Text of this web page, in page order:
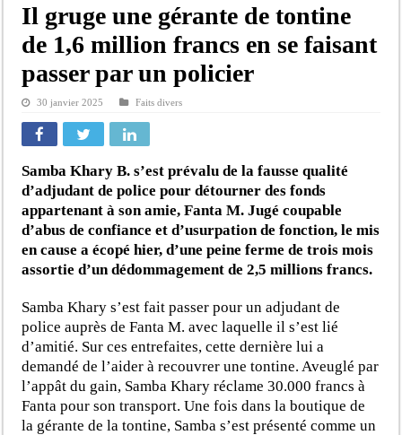
Il gruge une gérante de tontine
de 1,6 million francs en se faisant
passer par un policier
30 janvier 2025 Faits divers
Samba Khary B. s’est prévalu de la fausse qualité
d’adjudant de police pour détourner des fonds
appartenant à son amie, Fanta M. Jugé coupable
d’abus de confiance et d’usurpation de fonction, le mis
en cause a écopé hier, d’une peine ferme de trois mois
assortie d’un dédommagement de 2,5 millions francs.
Samba Khary s’est fait passer pour un adjudant de
police auprès de Fanta M. avec laquelle il s’est lié
d’amitié. Sur ces entrefaites, cette dernière lui a
demandé de l’aider à recouvrer une tontine. Aveuglé par
l’appât du gain, Samba Khary réclame 30.000 francs à
Fanta pour son transport. Une fois dans la boutique de
la gérante de la tontine, Samba s’est présenté comme un